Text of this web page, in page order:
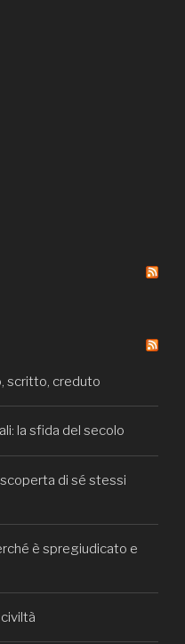
scritto, creduto
la sfida del secolo
scoperta di sé stessi
è spregiudicato e